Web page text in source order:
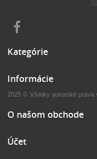
Kategórie
Informácie
2025 © Všetky autorské práva
O našom obchode
Účet